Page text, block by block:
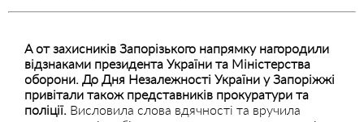
А от захисників Запорізького напрямку нагородили
відзнаками президента України та Міністерства
оборони. До Дня Незалежності України у Запоріжжі
привітали також представників прокуратури та
поліції. Висловила слова вдячності та вручила